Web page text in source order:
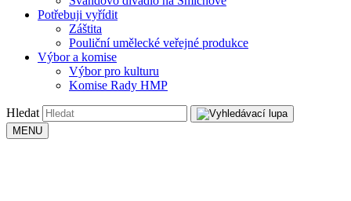
Potřebuji vyřídit
Záštita
Pouliční umělecké veřejné produkce
Výbor a komise
Výbor pro kulturu
Komise Rady HMP
Hledat
MENU